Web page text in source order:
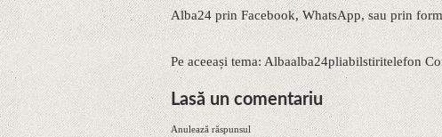
Alba24 prin Facebook, WhatsApp, sau prin
Pe aceeași tema: Albaalba24pliabilstiritelefon
Lasă un comentariu
Anulează răspunsul